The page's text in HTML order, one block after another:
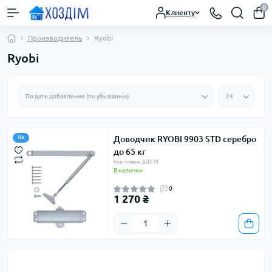
Клиенту
0
Производитель Ryobi
Ryobi
Hit
Доводчик RYOBI 9903 STD серебро
до 65 кг
Код товара: ДД230
В наличии
0
1 270 ₴